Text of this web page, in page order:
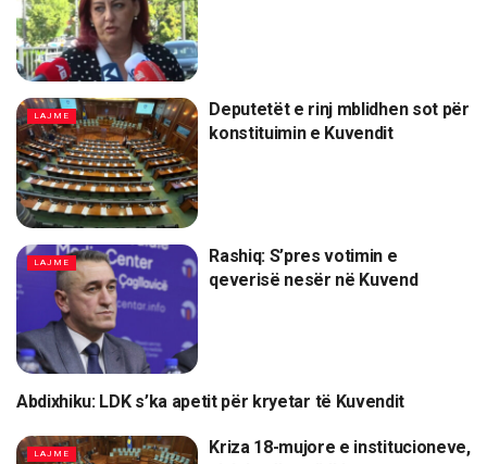
LAJME
Deputetët e rinj mblidhen sot për
konstituimin e Kuvendit
LAJME
Rashiq: S’pres votimin e
qeverisë nesër në Kuvend
LAJME
Abdixhiku: LDK s’ka apetit për kryetar të Kuvendit
LAJME
Kriza 18-mujore e institucioneve,